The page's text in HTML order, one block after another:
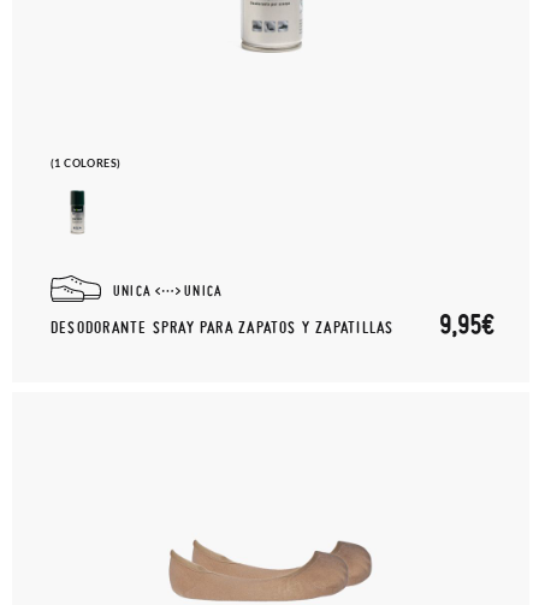
(1 COLORES)
UNICA UNICA
DESODORANTE SPRAY PARA ZAPATOS Y ZAPATILLAS 9,95€